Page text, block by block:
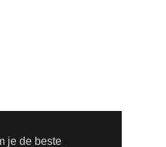
je de beste